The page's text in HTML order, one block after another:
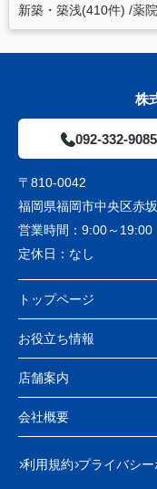
新築・築浅(410件) 薬
株
092-332-9085
〒810-0042
福岡県福岡市中央区赤
営業時間： 9:00～19:00
定休日： なし
トップページ
お役立ち情報
店舗案内
会社概要
利用規約 プライバシー